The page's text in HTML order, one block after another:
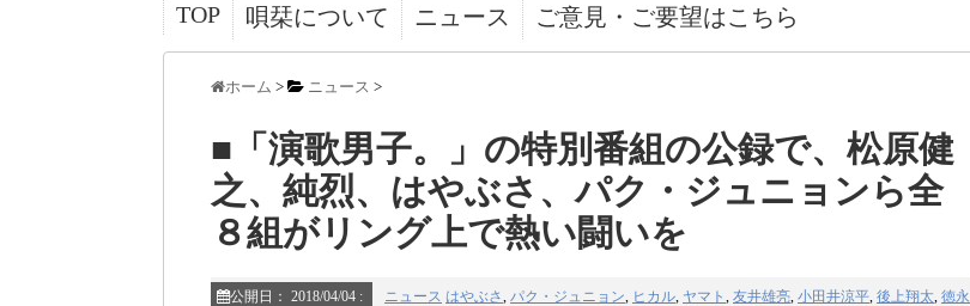
TOP 唄栞について ニュース ご意見・ご要望はこちら
ホーム > ニュース >
■「演歌男子。」の特別番組の公録で、松原健
之、純烈、はやぶさ、パク・ジュニョンら全
８組がリング上で熱い闘いを
公開日： 2018/04/04 : ニュース はやぶさ, パク・ジュニョン, ヒカル, ヤマト , 友井雄亮, 小田井涼平, 後上翔太, 徳永